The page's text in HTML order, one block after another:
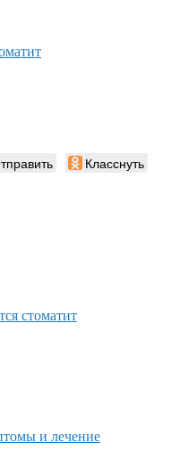
Класснуть
стоматит
и лечение